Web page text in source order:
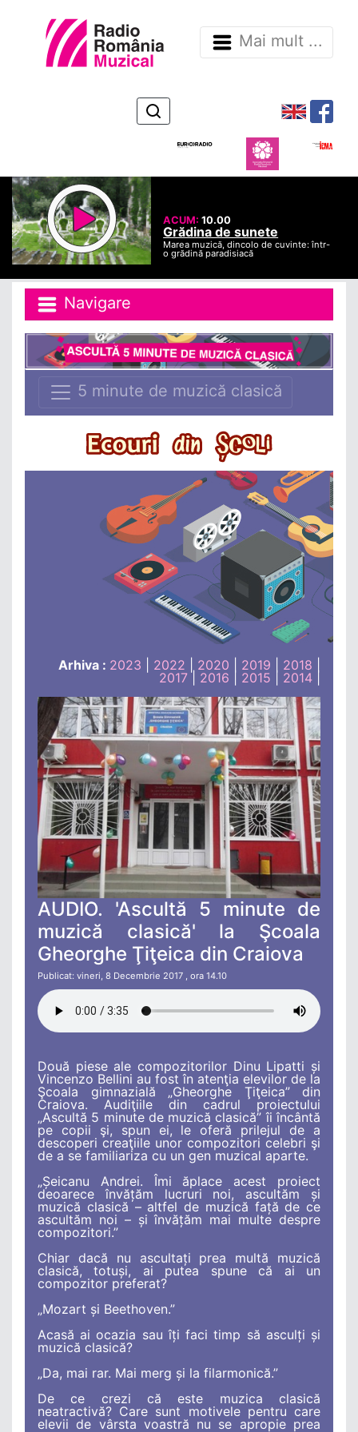
Mai mult ...
ACUM:10.00
Grădina de sunete
Marea muzică, dincolo de cuvinte: într-
o grădină paradisiacă
Navigare
5 minute de muzică clasică
Arhiva : 2023 2022 2020 2019 2018
2017 | 2016 2015 2014
AUDIO. 'Ascultă 5 minute de
muzică clasică' la Şcoala
Gheorghe Ţiţeica din Craiova
Publicat: vineri, 8 Decembrie 2017 , ora 14.10
Două piese ale compozitorilor Dinu Lipatti și
Vincenzo Bellini au fost în atenţia elevilor de la
Şcoala gimnazială „Gheorghe Ţiţeica” din
Craiova. Audiţiile din cadrul proiectului
„Ascultă 5 minute de muzică clasică” îi încântă
pe copii şi, spun ei, le oferă prilejul de a
descoperi creaţiile unor compozitori celebri şi
de a se familiariza cu un gen muzical aparte.
„Şeicanu Andrei. Îmi ăplace acest proiect
deoarece învăţăm lucruri noi, ascultăm şi
muzică clasică – altfel de muzică faţă de ce
ascultăm noi – şi învăţăm mai multe despre
compozitori.”
Chiar dacă nu ascultaţi prea multă muzică
clasică, totuşi, ai putea spune că ai un
compozitor preferat?
„Mozart şi Beethoven.”
Acasă ai ocazia sau îţi faci timp să asculţi şi
muzică clasică?
„Da, mai rar. Mai merg şi la filarmonică.”
De ce crezi că este muzica clasică
neatractivă? Care sunt motivele pentru care
elevii de vârsta voastră nu se apropie prea